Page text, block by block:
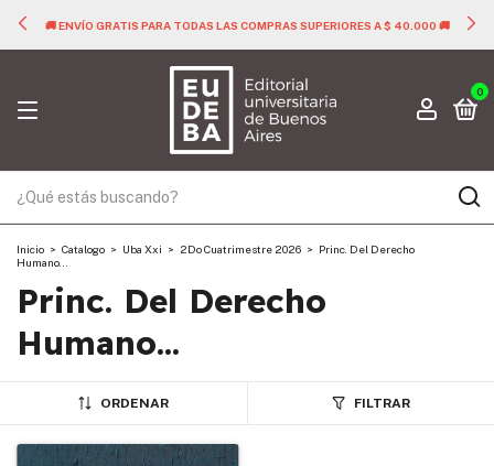
🚚 ENVÍO GRATIS PARA TODAS LAS COMPRAS SUPERIORES A $ 40.000 🚚
0
Inicio > Catalogo > Uba Xxi > 2Do Cuatrimestre 2026 > Princ. Del Derecho
Humano...
Princ. Del Derecho
Humano...
ORDENAR FILTRAR